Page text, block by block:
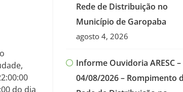
do dia
Rede de Distribuição no
Município de Garopaba
agosto 4, 2026
Informe Ouvidoria ARESC –
04/08/2026 – Rompimento